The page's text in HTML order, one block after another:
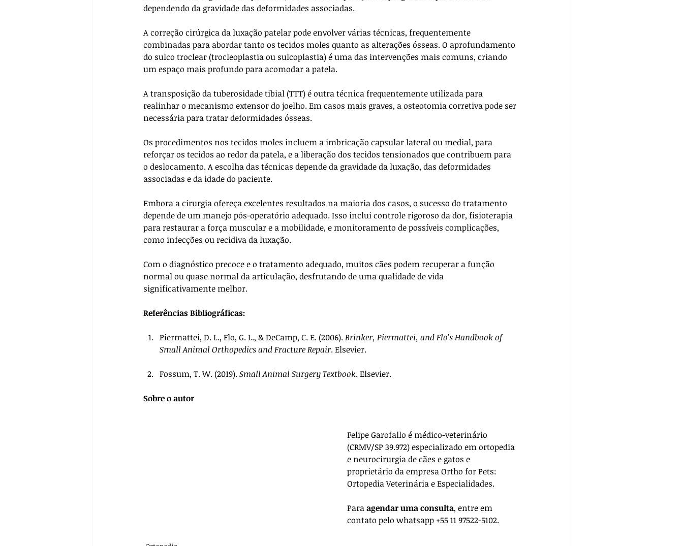
dependendo da gravidade das deformidades associadas.
A correção cirúrgica da luxação patelar pode envolver várias técnicas, frequentemente
combinadas para abordar tanto os tecidos moles quanto as alterações ósseas. O aprofundamento
do sulco troclear (trocleoplastia ou sulcoplastia) é uma das intervenções mais comuns, criando
um espaço mais profundo para acomodar a patela.
A transposição da tuberosidade tibial (TTT) é outra técnica frequentemente utilizada para
realinhar o mecanismo extensor do joelho. Em casos mais graves, a osteotomia corretiva pode ser
necessária para tratar deformidades ósseas.
Os procedimentos nos tecidos moles incluem a imbricação capsular lateral ou medial, para
reforçar os tecidos ao redor da patela, e a liberação dos tecidos tensionados que contribuem para
o deslocamento. A escolha das técnicas depende da gravidade da luxação, das deformidades
associadas e da idade do paciente.
Embora a cirurgia ofereça excelentes resultados na maioria dos casos, o sucesso do tratamento
depende de um manejo pós-operatório adequado. Isso inclui controle rigoroso da dor, fisioterapia
para restaurar a força muscular e a mobilidade, e monitoramento de possíveis complicações,
como infecções ou recidiva da luxação.
Com o diagnóstico precoce e o tratamento adequado, muitos cães podem recuperar a função
normal ou quase normal da articulação, desfrutando de uma qualidade de vida
significativamente melhor.
Referências Bibliográficas:
Piermattei, D. L., Flo, G. L., & DeCamp, C. E. (2006). Brinker, Piermattei, and Flo's Handbook of
Small Animal Orthopedics and Fracture Repair. Elsevier.
Fossum, T. W. (2019). Small Animal Surgery Textbook. Elsevier.
Sobre o autor
Felipe Garofallo é médico-veterinário
(CRMV/SP 39.972) especializado em ortopedia
e neurocirurgia de cães e gatos e
proprietário da empresa Ortho for Pets:
Ortopedia Veterinária e Especialidades.
Para agendar uma consulta, entre em
contato pelo whatsapp +55 11 97522-5102.